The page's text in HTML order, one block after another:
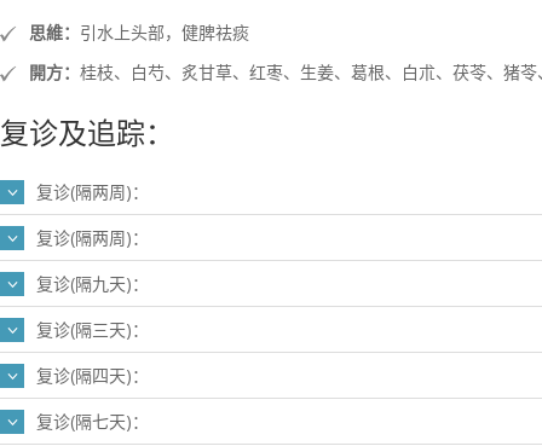
思維： 引水上头部，健脾祛痰
開方： 桂枝、白芍、炙甘草、红枣、生姜、葛根、白朮、茯苓、猪
复诊及追踪：
复诊(隔两周)：
复诊(隔两周)：
复诊(隔九天)：
复诊(隔三天)：
复诊(隔四天)：
复诊(隔七天)：